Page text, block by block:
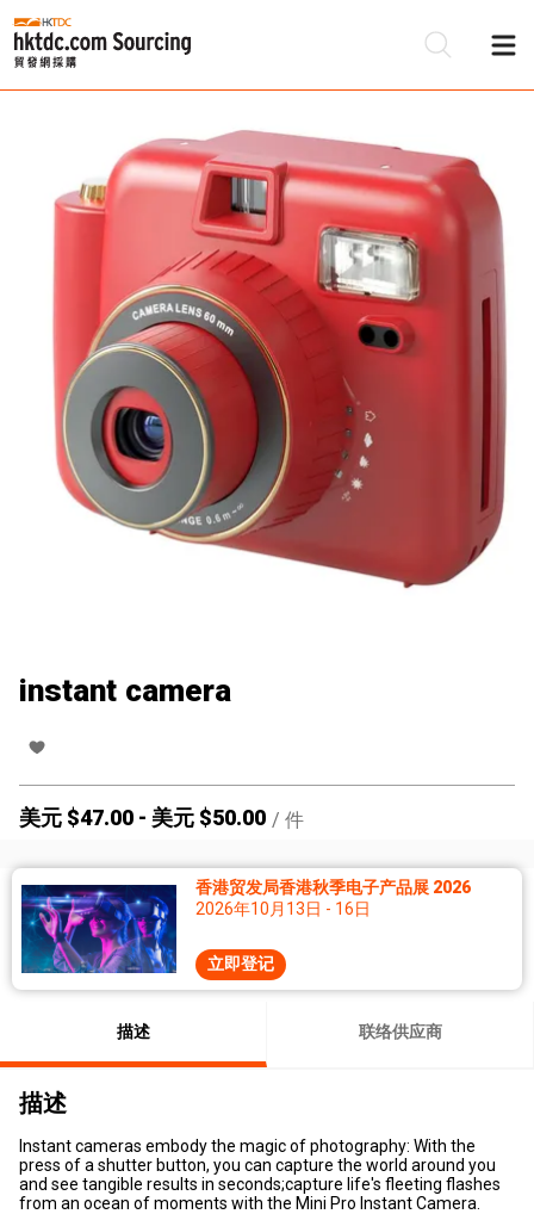
instant camera
美元 $47.00 - 美元 $50.00 / 件
香港贸发局香港秋季电子产品展 2026
2026年10月13日 - 16日
立即登记
描述 联络供应商
描述
Instant cameras embody the magic of photography: With the
press of a shutter button, you can capture the world around you
and see tangible results in seconds;capture life's fleeting flashes
from an ocean of moments with the Mini Pro Instant Camera.